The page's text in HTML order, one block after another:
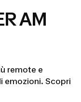
AM
remote e
emozioni. Scopri